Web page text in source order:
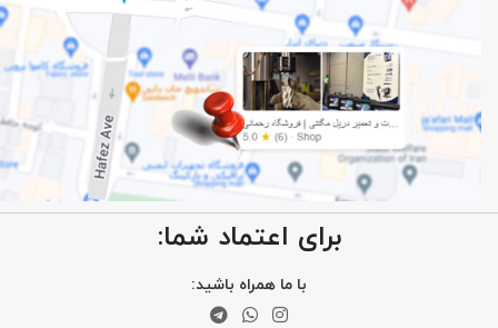
برای اعتماد شما:
با ما همراه باشید: